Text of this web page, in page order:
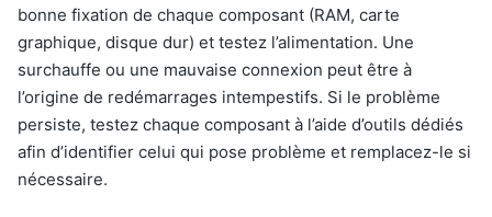
bonne fixation de chaque composant (RAM, carte
graphique, disque dur) et testez l’alimentation. Une
surchauffe ou une mauvaise connexion peut être à
l’origine de redémarrages intempestifs. Si le problème
persiste, testez chaque composant à l’aide d’outils dédiés
afin d’identifier celui qui pose problème et remplacez-le si
nécessaire.